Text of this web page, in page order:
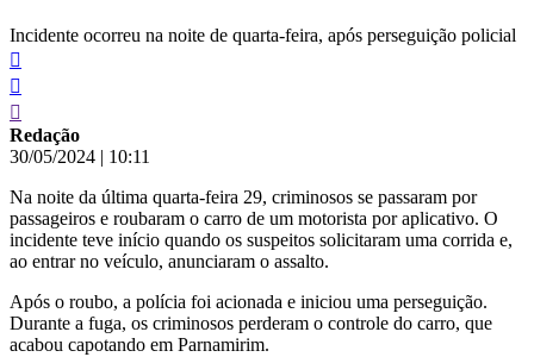
Incidente ocorreu na noite de quarta-feira, após perseguição policial
Redação
30/05/2024 | 10:11
Na noite da última quarta-feira 29, criminosos se passaram por
passageiros e roubaram o carro de um motorista por aplicativo. O
incidente teve início quando os suspeitos solicitaram uma corrida e,
ao entrar no veículo, anunciaram o assalto.
Após o roubo, a polícia foi acionada e iniciou uma perseguição.
Durante a fuga, os criminosos perderam o controle do carro, que
acabou capotando em Parnamirim.